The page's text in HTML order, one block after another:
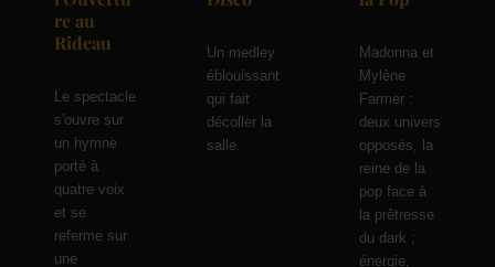
re au
Rideau
Le spectacle
s'ouvre sur
un hymne
porté à
quatre voix
et se
referme sur
une
Un medley
éblouissant
qui fait
décoller la
salle.
Madonna et
Mylène
Farmer :
deux univers
opposés, la
reine de la
pop face à
la prêtresse
du dark ;
énergie,